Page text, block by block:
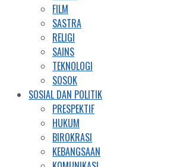
FILM
SASTRA
RELIGI
SAINS
TEKNOLOGI
SOSOK
SOSIAL DAN POLITIK
PRESPEKTIF
HUKUM
BIROKRASI
KEBANGSAAN